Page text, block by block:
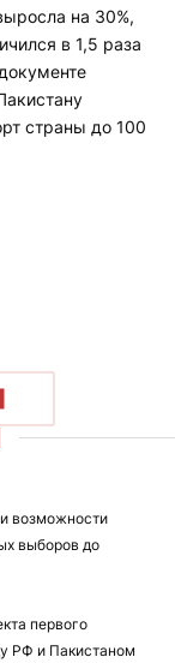
на 30%,
в 1,5 раза
страны до 100
возможности
выборов до
первого
РФ и Пакистаном